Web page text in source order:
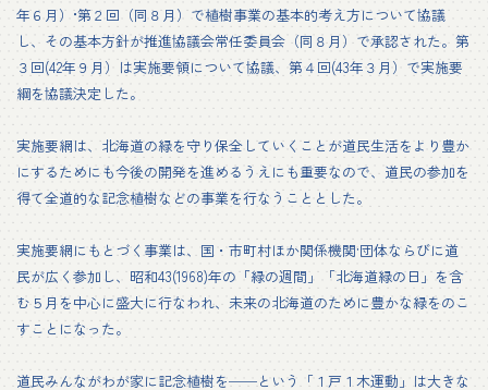
年６月）•第２回（同８月）で植樹事業の基本的考え方について協議
し、その基本方針が推進協議会常任委員会（同８月）で承認された。第
３回(42年９月）は実施要領について協議、第４回(43年３月）で実施要
綱を協議決定した。
実施要網は、北海道の緑を守り保全していくことが道民生活をより豊か
にするためにも今後の開発を進めるうえにも重要なので、道民の参加を
得て全道的な記念植樹などの事業を行なうこととした。
実施要網にもとづく事業は、国・市町村ほか関係機関·団体ならびに道
民が広く参加し、昭和43(1968)年の「緑の週間」「北海道緑の日」を含
む５月を中心に盛大に行なわれ、未来の北海道のために豊かな緑をのこ
すことになった。
道民みんながわが家に記念植樹を──という「１戸１木運動」は大きな